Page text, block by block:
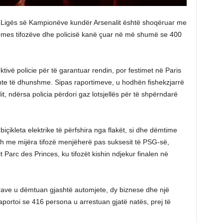
së Kampionëve kundër Arsenalit është shoqëruar me
tifozëve dhe policisë kanë çuar në më shumë se 400
policie për të garantuar rendin, por festimet në Paris
të dhunshme. Sipas raportimeve, u hodhën fishekzjarrë
ndërsa policia përdori gaz lotsjellës për të shpërndarë
elektrike të përfshira nga flakët, si dhe dëmtime
me mijëra tifozë menjëherë pas suksesit të PSG-së,
des Princes, ku tifozët kishin ndjekur finalen në
u dëmtuan gjashtë automjete, dy biznese dhe një
se 416 persona u arrestuan gjatë natës, prej të